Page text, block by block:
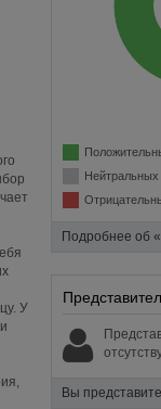
У
Нейтральных
Подробнее об
Вы